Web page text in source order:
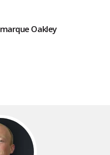
Oakley